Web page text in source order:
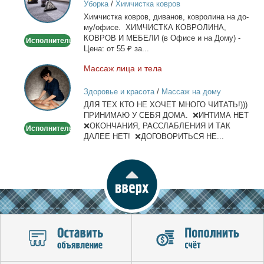
на
дому/
Исполнитель
Уборка/ Химчистка ковров
Хим­чист­ка ков­ров, ди­ва­нов, ков­ро­ли­на на до­
му/офи­се. ХИМЧИСТКА КОВРОЛИНА,
КОВРОВ И МЕБЕЛИ (в Офи­се и на До­му) -
Це­на: от 55 ₽ за...
Массаж
лица
и
тела
Исполнитель
Мас­саж ли­ца и те­ла
Здоровье и красота/ Массаж на дому
ДЛЯ ТЕХ КТО НЕ ХОЧЕТ МНОГО ЧИТАТЬ!)))
ПРИНИМАЮ У СЕБЯ ДОМА. ❌ИНТИМА НЕТ
❌ОКОНЧАНИЯ, РАССЛАБЛЕНИЯ И ТАК
ДАЛЕЕ НЕТ! ❌ДОГОВОРИТЬСЯ НЕ...